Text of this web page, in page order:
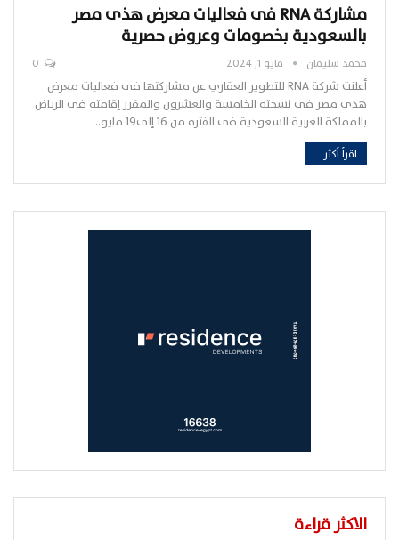
مشاركة RNA فى فعاليات معرض هذى مصر
بالسعودية بخصومات وعروض حصرية
محمد سليمان مايو 1, 2024
أعلنت شركة RNA للتطوير العقاري عن مشاركتها فى فعاليات معرض
هذى مصر فى نسخته الخامسة والعشرون والمقرر إقامته فى الرياض
بالمملكة العربية السعودية فى الفتره من ١٦ إلى١٩ مايو…
اقرأ أكثر...
الاكثر قراءة